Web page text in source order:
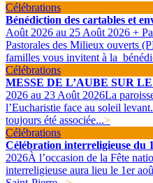
Célébrations
Bénédiction des cartables et
Août 2026 au 25 Août 2026 +
Pastorales des Milieux ouverts
familles vous invitent à la
Célébrations
MESSE DE L’AUBE SUR
2026 au 23 Août 2026La
l’Eucharistie face au soleil
toujours été associée...>
Célébrations
Célébration interreligieuse du
2026À l’occasion de la Fête
interreligieuse aura lieu le 1er